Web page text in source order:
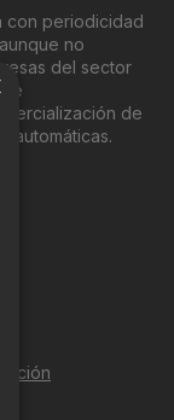
con periodicidad
no
del sector
de
automáticas.